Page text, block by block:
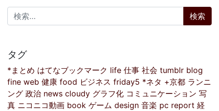
検索:
タグ
*まとめ はてなブックマーク life 仕事 社会 tumblr blog
fine web 健康 food ビジネス friday5 *ネタ +京都 ランニ
ング 政治 news cloudy グラフ化 コミュニケーション 写
真 ニコニコ動画 book ゲーム design 音楽 pc report 経